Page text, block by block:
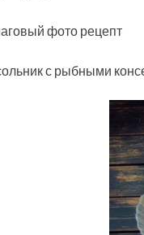
фото рецепт
с рыбными